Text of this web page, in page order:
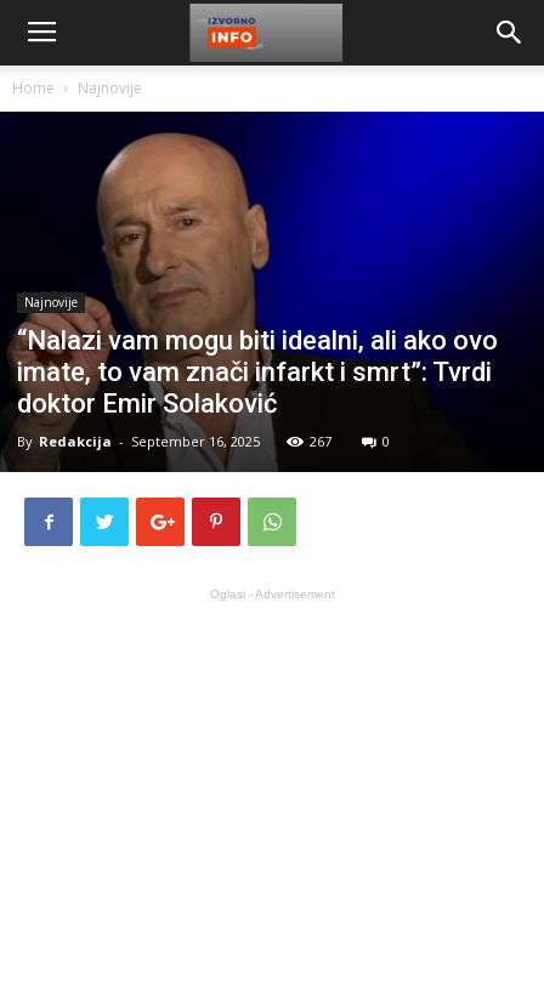
Home Najnovije
Najnovije
“Nalazi vam mogu biti idealni, ali ako ovo
imate, to vam znači infarkt i smrt”: Tvrdi
doktor Emir Solaković
By Redakcija - September 16, 2025 267 0
Oglasi - Advertisement